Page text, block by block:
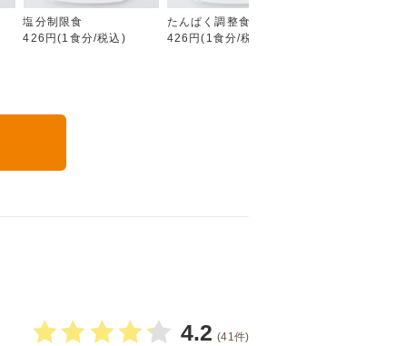
塩分制限食
426円(1食分/税込)
たんぱく調整食
426円(1食分/税込)
4.2 (41件)